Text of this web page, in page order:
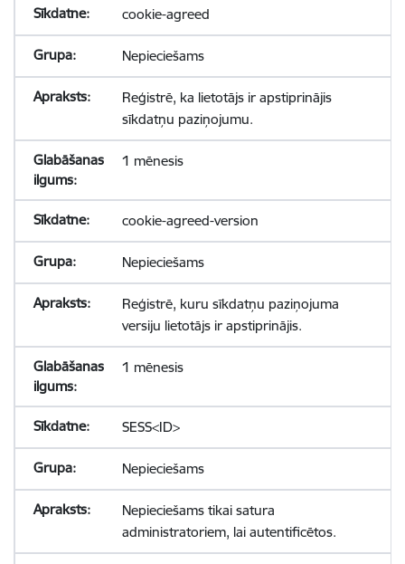
cookie-agreed
Nepieciešams
Reģistrē, ka lietotājs ir apstiprinājis
sīkdatņu paziņojumu.
1 mēnesis
cookie-agreed-version
Nepieciešams
Reģistrē, kuru sīkdatņu paziņojuma
versiju lietotājs ir apstiprinājis.
1 mēnesis
SESS<ID>
Nepieciešams
Nepieciešams tikai satura
administratoriem, lai autentificētos.